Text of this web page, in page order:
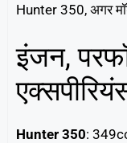
Hunter 350, अगर
इंजन,
Hunter 350: